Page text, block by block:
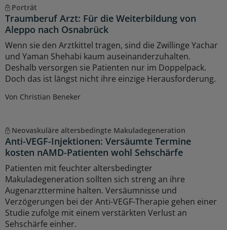
Porträt
Traumberuf Arzt: Für die Weiterbildung von
Aleppo nach Osnabrück
Wenn sie den Arztkittel tragen, sind die Zwillinge Yachar
und Yaman Shehabi kaum auseinanderzuhalten.
Deshalb versorgen sie Patienten nur im Doppelpack.
Doch das ist längst nicht ihre einzige Herausforderung.
Von Christian Beneker
Neovaskuläre altersbedingte Makuladegeneration
Anti-VEGF-Injektionen: Versäumte Termine
kosten nAMD-Patienten wohl Sehschärfe
Patienten mit feuchter altersbedingter
Makuladegeneration sollten sich streng an ihre
Augenarzttermine halten. Versäumnisse und
Verzögerungen bei der Anti-VEGF-Therapie gehen einer
Studie zufolge mit einem verstärkten Verlust an
Sehschärfe einher.